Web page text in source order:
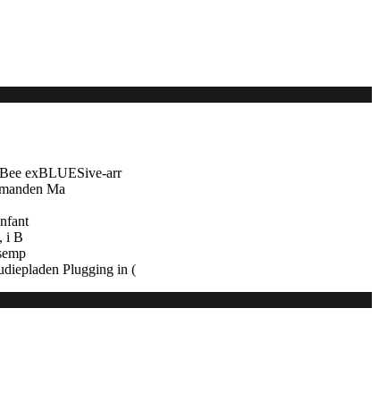
exBLUESive-arr
Ma
i B
Plugging in (